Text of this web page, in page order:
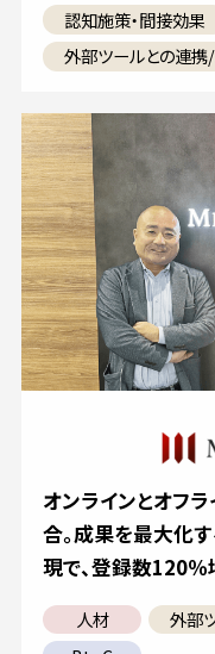
認知施策・間接効果
外部ツールとの連
オンラインとオフ
合。成果を最大化
現で、登録数120％
人材
外部